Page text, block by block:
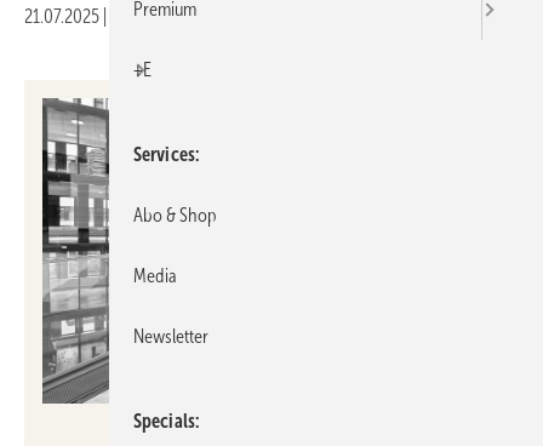
21.07.2025 Druckvorschau
Premium
+E
Services
Abo & Shop
Media
Newsletter
Specials